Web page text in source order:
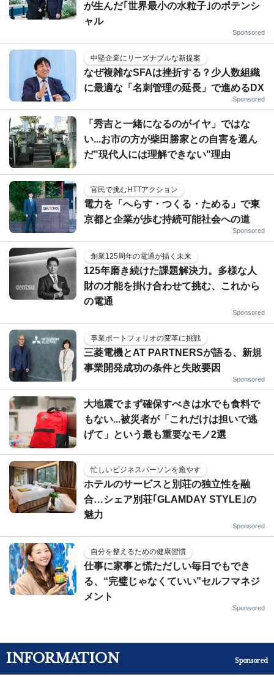
が生んだ｢世界最小の水粒子｣のポテンシ
ャル
Sponsored
中堅企業にリーズナブルな新提案
なぜ複雑なSFAは挫折する？少人数組織
に最適な「名刺管理の延長」で進めるDX
Sponsored
「秀吉と一緒になるのがイヤ」ではな
い...お市の方が柴田勝家との自害を選ん
だ"現代人には理解できない"理由
官民で挑むHTTアクション
電力を「へらす・つくる・ためる」で東
京都と企業が歩む持続可能社会への道
Sponsored
創業125周年の電通が描く未来
125年磨き続けた課題解決力。多様な人
財の才能を掛け合わせて挑む、これから
の電通
Sponsored
事業ポートフォリオの変革に挑戦
三菱電機とAT PARTNERSが語る、新規
事業開発成功の条件と失敗要因
Sponsored
大地震でまず確保すべきは水でも食料で
もない...被災者が「これだけは担いで逃
げて」という最も重要なモノ2選
忙しいビジネスパーソンを癒やす
ホテルのサービスと別荘の独立性を融
合…シェア別荘｢GLAMDAY STYLE｣の
魅力
Sponsored
自分を整えるための健康習慣
仕事に家事と慌ただしい毎日でもでき
る、“完璧じゃなくていい”セルフマネジ
メント
Sponsored
INFORMATION Sponsored